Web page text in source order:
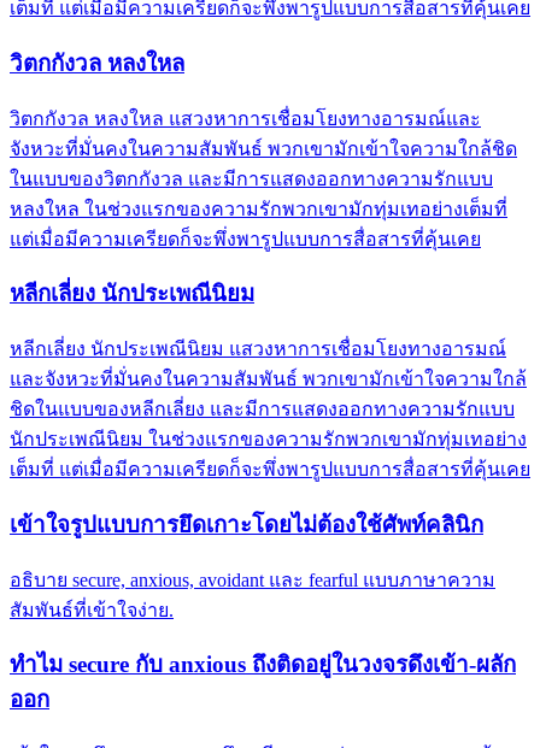
เต็มที่ แต่เมื่อมีความเครียดก็จะพึ่งพารูปแบบการสื่อสารที่คุ้นเคย
วิตกกังวล หลงใหล
วิตกกังวล หลงใหล แสวงหาการเชื่อมโยงทางอารมณ์และ
จังหวะที่มั่นคงในความสัมพันธ์ พวกเขามักเข้าใจความใกล้ชิด
ในแบบของวิตกกังวล และมีการแสดงออกทางความรักแบบ
หลงใหล ในช่วงแรกของความรักพวกเขามักทุ่มเทอย่างเต็มที่
แต่เมื่อมีความเครียดก็จะพึ่งพารูปแบบการสื่อสารที่คุ้นเคย
หลีกเลี่ยง นักประเพณีนิยม
หลีกเลี่ยง นักประเพณีนิยม แสวงหาการเชื่อมโยงทางอารมณ์
และจังหวะที่มั่นคงในความสัมพันธ์ พวกเขามักเข้าใจความใกล้
ชิดในแบบของหลีกเลี่ยง และมีการแสดงออกทางความรักแบบ
นักประเพณีนิยม ในช่วงแรกของความรักพวกเขามักทุ่มเทอย่าง
เต็มที่ แต่เมื่อมีความเครียดก็จะพึ่งพารูปแบบการสื่อสารที่คุ้นเคย
เข้าใจรูปแบบการยึดเกาะโดยไม่ต้องใช้ศัพท์คลินิก
อธิบาย secure, anxious, avoidant และ fearful แบบภาษาความ
สัมพันธ์ที่เข้าใจง่าย.
ทำไม secure กับ anxious ถึงติดอยู่ในวงจรดึงเข้า-ผลัก
ออก